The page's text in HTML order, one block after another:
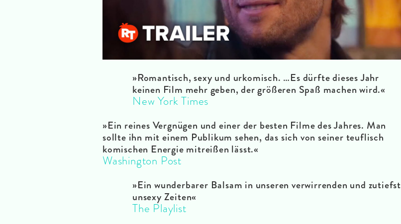
»Romantisch, sexy und urkomisch. …Es dürfte dieses Jahr
keinen Film mehr geben, der größeren Spaß machen wird.«
New York Times
»Ein reines Vergnügen und einer der besten Filme des Jahres. Man
sollte ihn mit einem Publikum sehen, das sich von seiner teuflisch
komischen Energie mitreißen lässt.«
Washington Post
»Ein wunderbarer Balsam in unseren verwirrenden und zutiefst
unsexy Zeiten«
The Playlist